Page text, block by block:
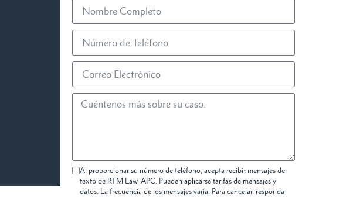
Al proporcionar su número de teléfono, acepta recibir mensajes de
texto de RTM Law, APC. Pueden aplicarse tarifas de mensajes y
datos. La frecuencia de los mensajes varía. Para cancelar, responda